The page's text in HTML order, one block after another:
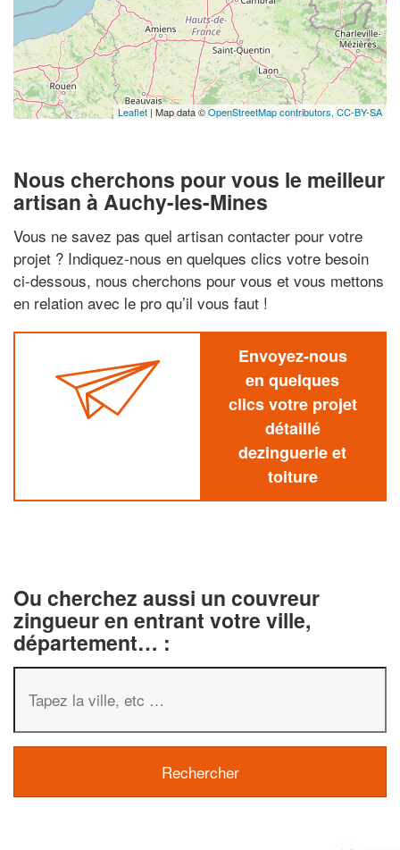
Leaflet | Map data ©OpenStreetMap contributors, CC-BY-SA
Nous cherchons pour vous le meilleur
artisan à Auchy-les-Mines
Vous ne savez pas quel artisan contacter pour votre
projet ? Indiquez-nous en quelques clics votre besoin
ci-dessous, nous cherchons pour vous et vous mettons
en relation avec le pro qu’il vous faut !
Envoyez-nous
en quelques
clics votre projet
détaillé
dezinguerie et
toiture
Ou cherchez aussi un couvreur
zingueur en entrant votre ville,
département… :